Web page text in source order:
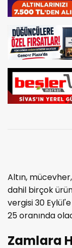
Altın,
dahil birçok
vergisi 30
25 oranında
Zamlara